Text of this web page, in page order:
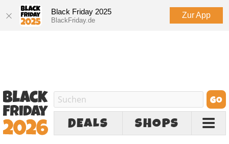
Black Friday 2025
BlackFriday.de
Zur App
DEALS SHOPS